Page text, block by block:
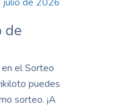
de
el Sorteo
puedes
sorteo. ¡A